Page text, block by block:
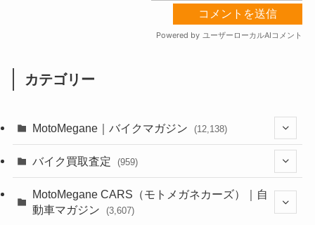
カテゴリー
MotoMegane｜バイクマガジン (12,138)
(44)
バイク買取査定 (959)
(352)
MotoMegane CARS（モトメガネカーズ）｜自
動車マガジン
(3,607)